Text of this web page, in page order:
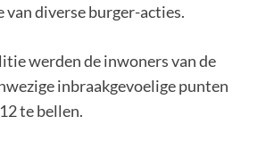
diverse burger-acties.
werden de inwoners van de
inbraakgevoelige punten
te bellen.